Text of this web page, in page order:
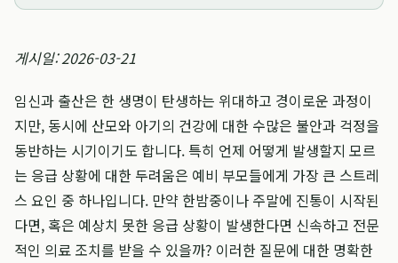
게시일: 2026-03-21
임신과 출산은 한 생명이 탄생하는 위대하고 경이로운 과정이
지만, 동시에 산모와 아기의 건강에 대한 수많은 불안과 걱정을
동반하는 시기이기도 합니다. 특히 언제 어떻게 발생할지 모르
는 응급 상황에 대한 두려움은 예비 부모들에게 가장 큰 스트레
스 요인 중 하나입니다. 만약 한밤중이나 주말에 진통이 시작된
다면, 혹은 예상치 못한 응급 상황이 발생한다면 신속하고 전문
적인 의료 조치를 받을 수 있을까? 이러한 질문에 대한 명확한